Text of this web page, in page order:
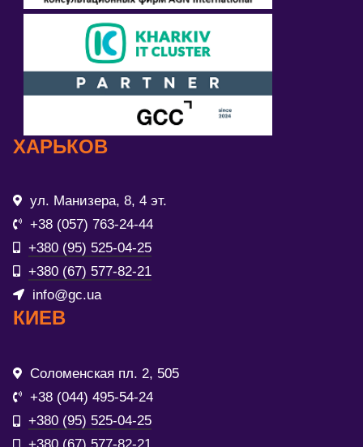
ХАРЬКОВ
ул. Манизера, 8, 4 эт.
+38 (057) 763-24-44
+380 (95) 525-04-25
+380 (67) 577-82-21
info@gc.ua
КИЕВ
Соломенская пл. 2, 505
+38 (044) 495-54-24
+380 (95) 525-04-25